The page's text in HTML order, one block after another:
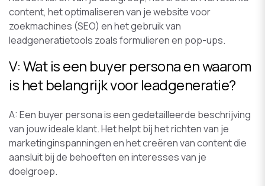
content, het optimaliseren van je website voor
zoekmachines (SEO) en het gebruik van
leadgeneratietools zoals formulieren en pop-ups.
V: Wat is een buyer persona en waarom
is het belangrijk voor leadgeneratie?
A: Een buyer persona is een gedetailleerde beschrijving
van jouw ideale klant. Het helpt bij het richten van je
marketinginspanningen en het creëren van content die
aansluit bij de behoeften en interesses van je
doelgroep.